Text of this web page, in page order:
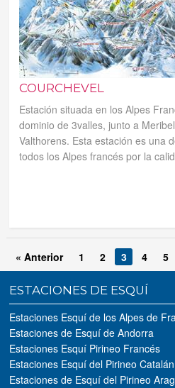
COURCHEVEL
Estación situada en los Alpes
dominio de 3valles, junto a
Valthorens. Esta estación es una
todos los Alpes francés por la
« Anterior 1 2 3 4 5
ESTACIONES DE ESQUÍ
Estaciones Esquí de los Alpes de
Estaciones de Esquí de Andorra
Estaciones Esquí Pirineo Francés
Estaciones Esquí del Pirineo Catalán
Estaciones de Esquí del Pirineo